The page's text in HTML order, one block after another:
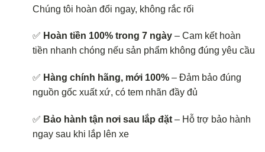
Chúng tôi hoàn đổi ngay, không rắc rối
✅ Hoàn tiền 100% trong 7 ngày – Cam kết hoàn
tiền nhanh chóng nếu sản phẩm không đúng yêu cầu
✅ Hàng chính hãng, mới 100% – Đảm bảo đúng
nguồn gốc xuất xứ, có tem nhãn đầy đủ
✅ Bảo hành tận nơi sau lắp đặt – Hỗ trợ bảo hành
ngay sau khi lắp lên xe